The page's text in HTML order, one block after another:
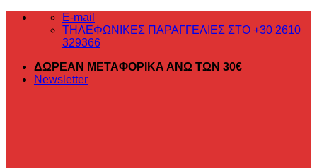
Μετάβαση
περιεχόμενο
E-mail
ΤΗΛΕΦΩΝΙΚΕΣ ΠΑΡΑΓΓΕΛΙΕΣ ΣΤΟ +30 2610
329366
ΔΩΡΕΑΝ ΜΕΤΑΦΟΡΙΚΑ ΑΝΩ ΤΩΝ 30€
Newsletter